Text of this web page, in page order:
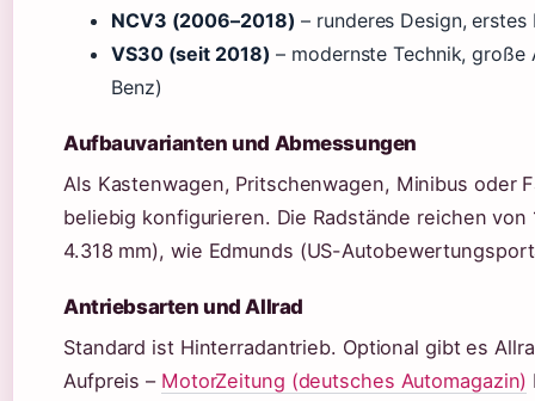
NCV3 (2006–2018) – runderes Design,
VS30 (seit 2018) – modernste Technik, große
Benz)
Aufbauvarianten und Abmessungen
Als Kastenwagen, Pritschenwagen, Minibus oder
beliebig konfigurieren. Die Radstände reichen
4.318 mm), wie Edmunds (US-
Antriebsarten und Allrad
Standard ist Hinterradantrieb. Optional gibt es
Aufpreis – MotorZeitung (deutsches Automagazin)